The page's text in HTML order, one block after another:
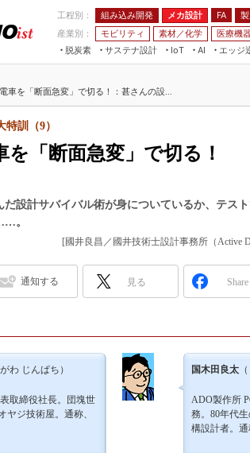
工程別： 組み込み開発 メカ設計 FA
産業別：
モビリティ 素材／化学 医療機
脱炭素
サステナ設計
IoT
つながる工場
つながるサービス
AI
AI×設備保全
エッジ
JIMTOF
IIFES
ジャパンモビリティショ
人テク展
スマート工場EXPO
EdgeTech+
産業オープンネット展
組み込みモデ
Windows
車載ソフト開発
無償設計ツール
S＆OP
インダストリ
車を「断面急変」で切る！：甚さんの設...
を「断面急変」で切る！
訓（9）
設計サバイバル術が身についているか、テス
。
[國井良昌／國井技術士設計事務所（Active
通知する 見る Share
がわ じんぱち）
取締役社長。団塊世
ヤジ技術屋。通称、
国木田良太
ADO製作所
務。80年代
構設計者。